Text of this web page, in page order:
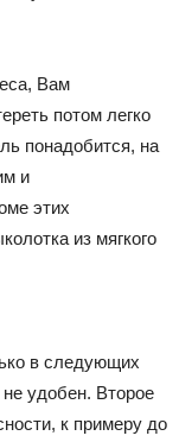
Вам
потом легко
понадобится, на
и
этих
из мягкого
в следующих
удобен. Второе
к примеру до